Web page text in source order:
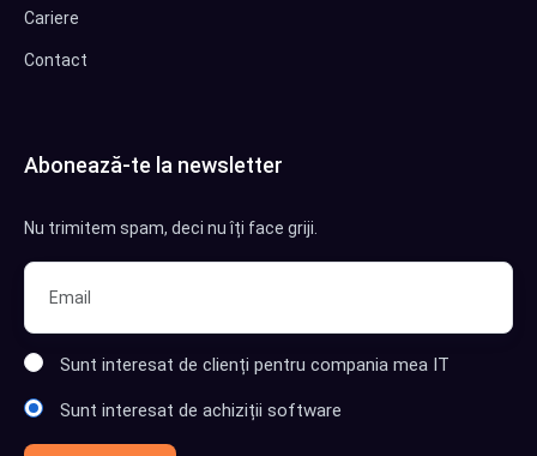
Cariere
Contact
Abonează-te la newsletter
Nu trimitem spam, deci nu îți face griji.
Sunt interesat de clienți pentru compania mea IT
Sunt interesat de achiziții software